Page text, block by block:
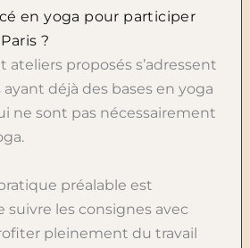
en yoga pour participer
?
ateliers proposés s’adressent
déjà des bases en yoga
ne sont pas nécessairement
préalable est
suivre les consignes avec
pleinement du travail